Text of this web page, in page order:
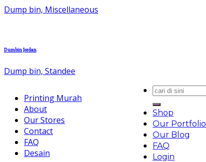
Dump bin, Miscellaneous
Dumbin Jordan
Dump bin, Standee
Printing Murah
About
Our Stores
Contact
FAQ
Desain
Search
for:
Shop
Our Portfolio
Our Blog
FAQ
Login